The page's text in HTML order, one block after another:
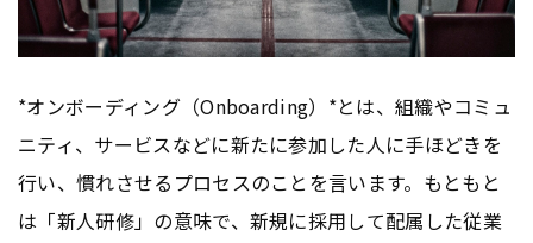
*オンボーディング（Onboarding）*とは、組織やコミュ
ニティ、サービスなどに新たに参加した人に手ほどきを
行い、慣れさせるプロセスのことを言います。もともと
は「新人研修」の意味で、新規に採用して配属した従業